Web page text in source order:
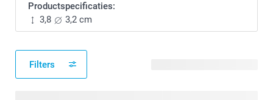
Productspecificaties:
3,8
3,2 cm
Filters